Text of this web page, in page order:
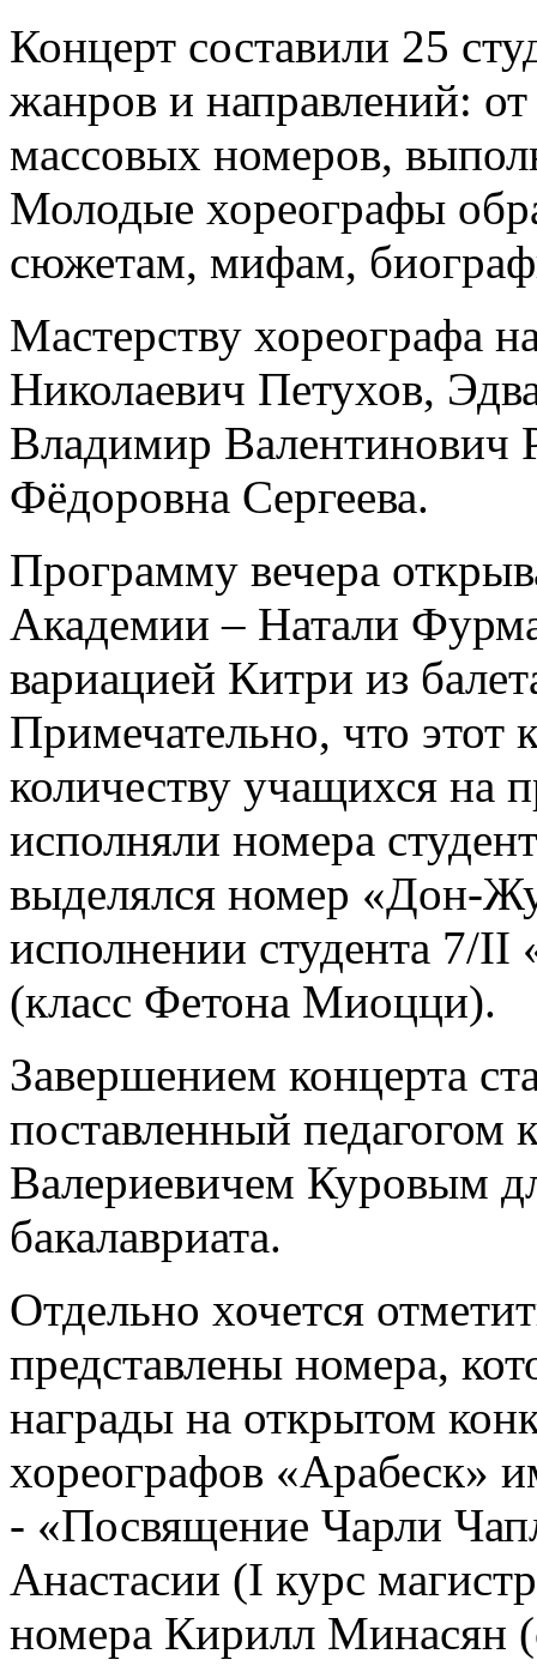
Концерт составили 25
жанров и направлений:
массовых номеров,
Молодые хореографы
сюжетам, мифам,
Мастерству хореографа
Николаевич Петухов,
Владимир Валентинович
Фёдоровна Сергеева.
Программу вечера
Академии – Натали
вариацией Китри из
Примечательно, что
количеству учащихся на
исполняли номера
выделялся номер «Дон-
исполнении студента 7/II
(класс Фетона Миоцци).
Завершением концерта
поставленный педагогом
Валериевичем Куровым
бакалавриата.
Отдельно хочется
представлены номера,
награды на открытом
хореографов «Арабеск»
- «Посвящение Чарли
Анастасии (I курс
номера Кирилл Минасян